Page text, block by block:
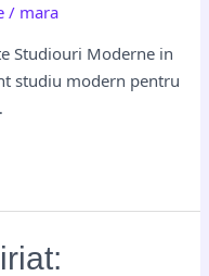
/ mara
Studiouri Moderne in
studiu modern pentru